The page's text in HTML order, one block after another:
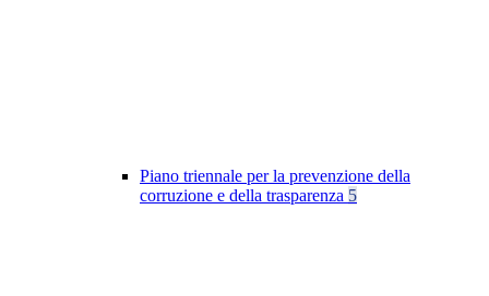
Piano triennale per la prevenzione della
corruzione e della trasparenza 5